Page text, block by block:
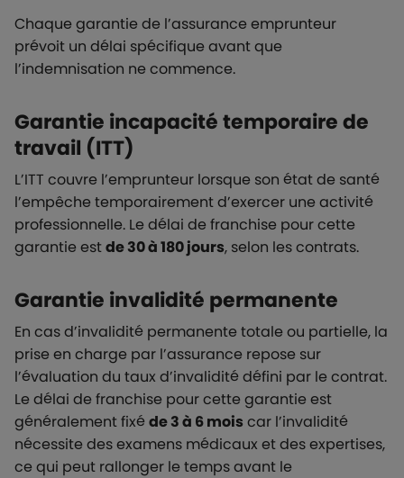
Chaque garantie de l’assurance emprunteur
prévoit un délai spécifique avant que
l’indemnisation ne commence.
Garantie incapacité temporaire de
travail (ITT)
L’ITT couvre l’emprunteur lorsque son état de santé
l’empêche temporairement d’exercer une activité
professionnelle. Le délai de franchise pour cette
garantie estde 30 à 180 jours, selon les contrats.
Garantie invalidité permanente
En cas d’invalidité permanente totale ou partielle, la
prise en charge par l’assurance repose sur
l’évaluation du taux d’invalidité défini par le contrat.
Le délai de franchise pour cette garantie est
généralement fixéde 3 à 6 mois car l’invalidité
nécessite des examens médicaux et des expertises,
ce qui peut rallonger le temps avant le